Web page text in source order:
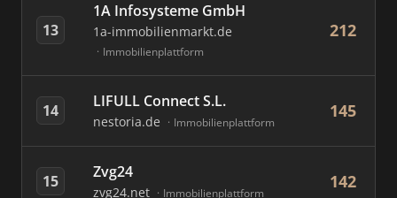
13
1A Infosysteme GmbH
1a-immobilienmarkt.de
Immobilienplattform
212
14 LIFULL Connect S.L.
nestoria.de Immobilienplattform
145
15 Zvg24
zvg24.net Immobilienplattform
142